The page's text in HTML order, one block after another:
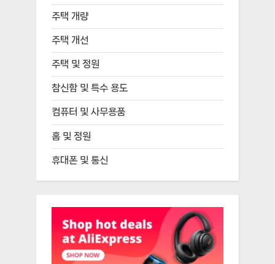
주택 개량
주택 개선
주택 및 정원
참신함 및 특수 용도
컴퓨터 및 사무용품
홈 및 정원
휴대폰 및 통신